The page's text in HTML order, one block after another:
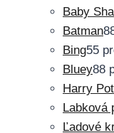
Baby
Batman8
Bing55
Bluey88
Harry
Labková
Ľadové